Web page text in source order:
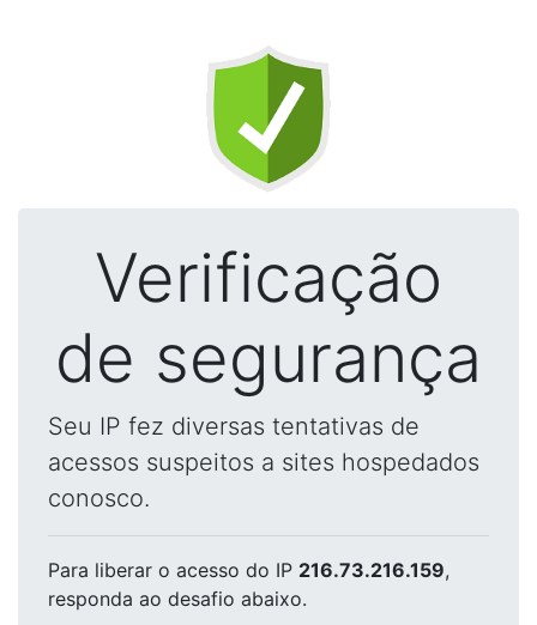
Verificação
de segurança
Seu IP fez diversas tentativas de
acessos suspeitos a sites hospedados
conosco.
Para liberar o acesso do IP 216.73.216.159,
responda ao desafio abaixo.